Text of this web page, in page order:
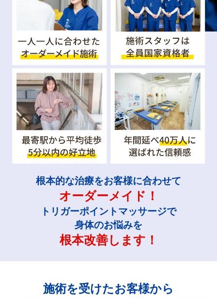
根本的な治療をお客様に合わせて
オーダーメイド！
トリガーポイントマッサージで
身体のお悩みを
根本改善します！
施術を受けたお客様から